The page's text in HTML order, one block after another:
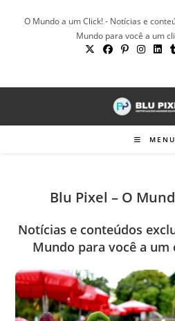
O Mundo a um Click! - Notícias e
Mundo para você a um
MENU
Blu Pixel – O
Notícias e conteúdos
Mundo para você a um